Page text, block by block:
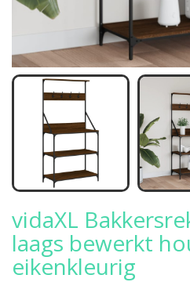
vidaXL
laags bewerkt
eikenkleurig